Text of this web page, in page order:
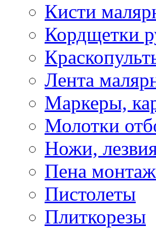
Кисти
Кордщетки
Лента
Маркеры,
Молотки
Ножи,
Пена
Пистолеты
Плиткорезы